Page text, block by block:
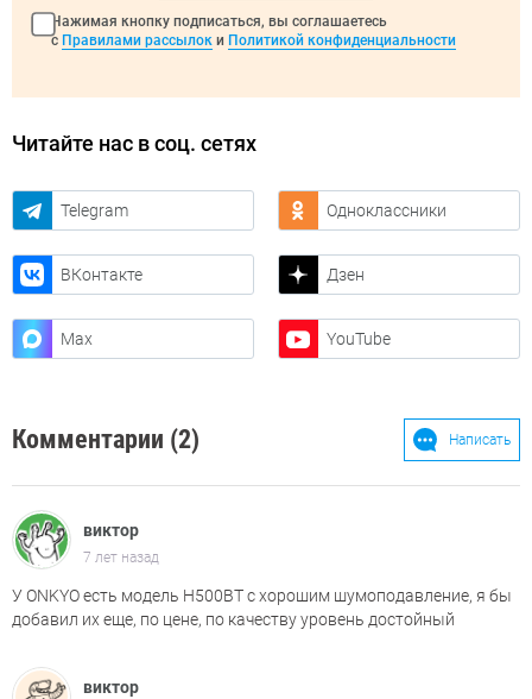
Нажимая кнопку подписаться, вы соглашаетесь
с Правилами рассылок и Политикой конфиденциальности
Читайте нас в соц. сетях
Telegram Одноклассники
ВКонтакте Дзен
Max YouTube
Комментарии (2) Написать
виктор
7 лет назад
У ONKYO есть модель H500BT с хорошим шумоподавление, я бы
добавил их еще, по цене, по качеству уровень достойный
виктор